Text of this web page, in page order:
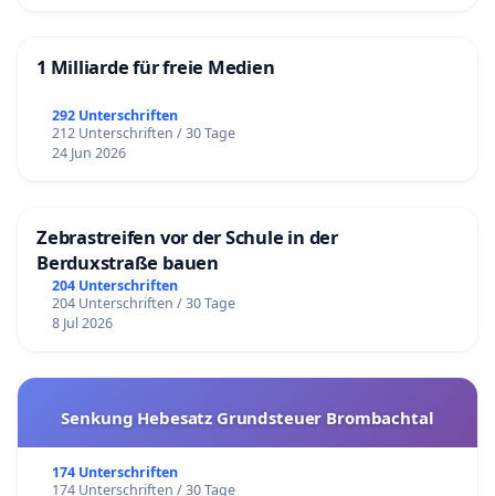
1 Milliarde für freie Medien
292 Unterschriften
212 Unterschriften / 30 Tage
24 Jun 2026
Zebrastreifen vor der Schule in der
Berduxstraße bauen
204 Unterschriften
204 Unterschriften / 30 Tage
8 Jul 2026
Senkung Hebesatz Grundsteuer Brombachtal
174 Unterschriften
174 Unterschriften / 30 Tage